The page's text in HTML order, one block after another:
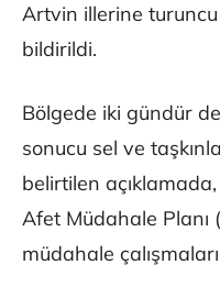
Artvin illerine
bildirildi.
Bölgede iki gündür
sonucu sel ve
belirtilen
Afet Müdahale Planı
müdahale